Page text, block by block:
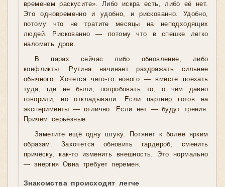
временем раскусите». Либо искра есть, либо её нет.
Это одновременно и удобно, и рискованно. Удобно,
потому что не тратите месяцы на неподходящих
людей. Рискованно — потому что в спешке легко
наломать дров.
В парах сейчас либо обновление, либо
конфликты. Рутина начинает раздражать сильнее
обычного. Хочется чего-то нового — вместе поехать
туда, где не были, попробовать то, о чём давно
говорили, но откладывали. Если партнёр готов на
эксперименты — отлично. Если нет — будут трения.
Причём серьёзные.
Заметите ещё одну штуку. Потянет к более ярким
образам. Захочется обновить гардероб, сменить
причёску, как-то изменить внешность. Это нормально
— энергия Овна требует перемен.
Знакомства происходят легче